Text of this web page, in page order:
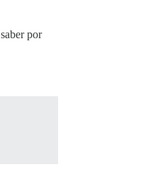
por